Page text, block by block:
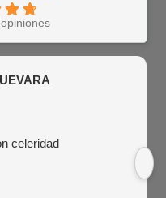
celeridad